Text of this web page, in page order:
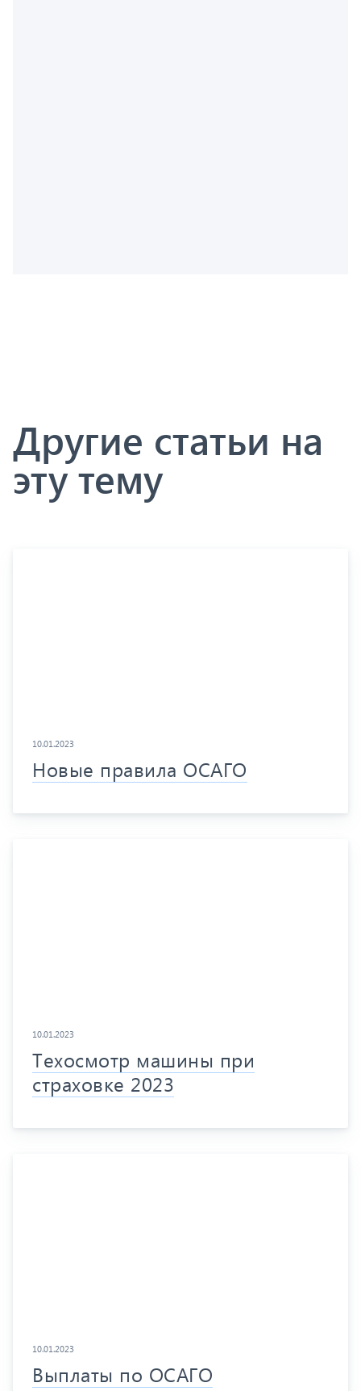
Другие статьи на
эту тему
10.01.2023
Новые правила ОСАГО
10.01.2023
Техосмотр машины при
страховке 2023
10.01.2023
Выплаты по ОСАГО